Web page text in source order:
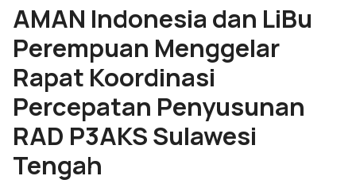
AMAN Indonesia dan LiBu
Perempuan Menggelar
Rapat Koordinasi
Percepatan Penyusunan
RAD P3AKS Sulawesi
Tengah